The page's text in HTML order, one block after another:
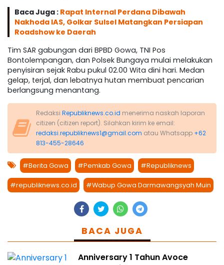
Baca Juga : Rapat Internal Perdana Dibawah
Nakhoda IAS, Golkar Sulsel Matangkan Persiapan
Roadshow ke Daerah
Tim SAR gabungan dari BPBD Gowa, TNI Pos
Bontolempangan, dan Polsek Bungaya mulai melakukan
penyisiran sejak Rabu pukul 02.00 Wita dini hari. Medan
gelap, terjal, dan lebatnya hutan membuat pencarian
berlangsung menantang.
Redaksi Republiknews.co.id menerima naskah laporan
citizen (citizen report). Silahkan kirim ke email:
redaksi.republiknews1@gmail.com atau Whatsapp +62
813-455-28646
#Berita Gowa #Pemkab Gowa #Republiknews
#republiknews.co.id #Wabup Gowa Darmawangsyah Muin
BACA JUGA
Anniversary 1 Tahun Avoce